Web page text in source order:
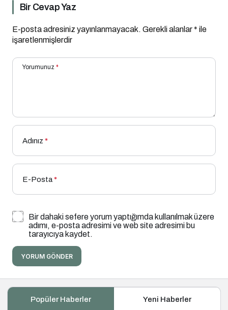
Bir Cevap Yaz
E-posta adresiniz yayınlanmayacak. Gerekli alanlar* ile
işaretlenmişlerdir
Yorumunuz *
Adınız *
E-Posta*
Bir dahaki sefere yorum yaptığımda kullanılmak üzere
adımı, e-posta adresimi ve web site adresimi bu
tarayıcıya kaydet.
YORUM GÖNDER
Popüler Haberler Yeni Haberler